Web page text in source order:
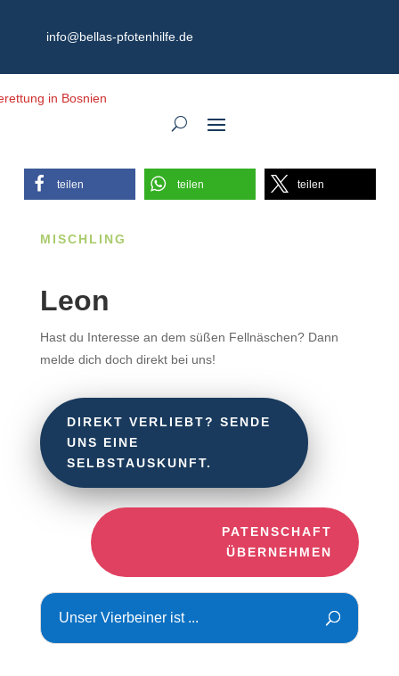
info@bellas-pfotenhilfe.de
teilen teilen teilen
MISCHLING
Leon
Hast du Interesse an dem süßen Fellnäschen? Dann
melde dich doch direkt bei uns!
DIREKT VERLIEBT? SENDE
UNS EINE
SELBSTAUSKUNFT.
PATENSCHAFT
ÜBERNEHMEN
Unser Vierbeiner ist ...